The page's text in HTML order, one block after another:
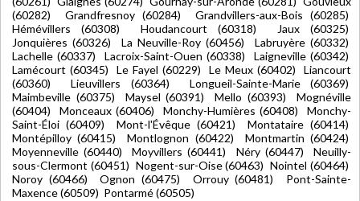
(60282) Grandfresnoy (60284) Grandvillers-aux-Bois (60285)
Hémévillers (60308) Houdancourt (60318) Jaux (60325)
Jonquières (60326) La Neuville-Roy (60456) Labruyère (60332)
Lachelle (60337) Lacroix-Saint-Ouen (60338) Laigneville (60342)
Lamécourt (60345) Le Fayel (60229) Le Meux (60402) Liancourt
(60360) Lieuvillers (60364) Longueil-Sainte-Marie (60369)
Maimbeville (60375) Maysel (60391) Mello (60393) Mognéville
(60404) Monceaux (60406) Monchy-Humières (60408) Monchy-
Saint-Éloi (60409) Mont-l'Évêque (60421) Montataire (60414)
Montépilloy (60415) Montlognon (60422) Montmartin (60424)
Moyenneville (60440) Moyvillers (60441) Néry (60447) Neuilly-
sous-Clermont (60451) Nogent-sur-Oise (60463) Nointel (60464)
Noroy (60466) Ognon (60475) Orrouy (60481) Pont-Sainte-
Maxence (60509) Pontarmé (60505)